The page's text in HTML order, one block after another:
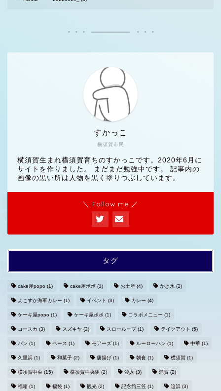
横須賀市民
すかっこ
横須賀生まれ横須賀育ちのすかっこです。2020年6月に
サイトを作りました。 まだまだ勉強中です。 記事内の
画像の黒い所は人物を黒く塗りつぶしています。
＼ Follow me ／
タグ
cake屋popo (1) cake屋ポポ (1) お土産 (4) かき氷 (2)
よこすか海軍カレー (1) イベント (3) カレー (4)
ケーキ屋popo (1) ケーキ屋ポポ (1) コラボメニュー (1)
コースカ (3) スズキヤ (2) スローループ(1) テイクアウト (5)
パン (1) ベース (1) モアーズ (1) ルーローハン (1) 中華 (1)
久里浜 (1) 和菓子 (2) 唐揚げ (1) 朝食 (1) 横須賀 (1)
横須賀中央 (15) 横須賀中央駅 (2) 汐入 (3) 浦賀 (2)
福箱 (1) 福袋 (1) 観光 (2) 記念館三笠 (1) 追浜 (3)
ホームへ
プライバシーポリシー
お問い合わせ